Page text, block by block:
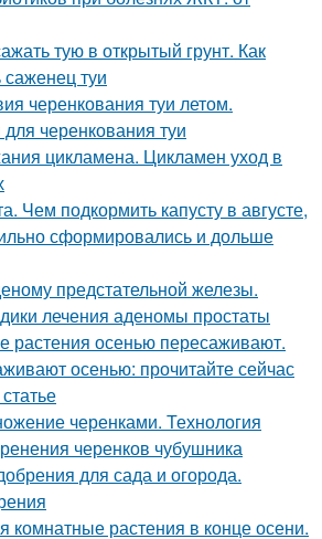
тую в открытый грунт. Как
туи
черенкования туи летом.
черенкования туи
цикламена. Цикламен уход в
Чем подкормить капусту в августе,
сформировались и дольше
предстательной железы.
лечения аденомы простаты
растения осенью пересаживают.
осенью: прочитайте сейчас
черенками. Технология
черенков чубушника
для сада и огорода.
комнатные растения в конце осени.